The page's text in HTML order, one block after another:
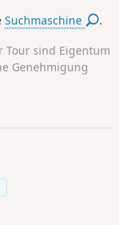
Suchmaschine .
Tour sind Eigentum
Genehmigung